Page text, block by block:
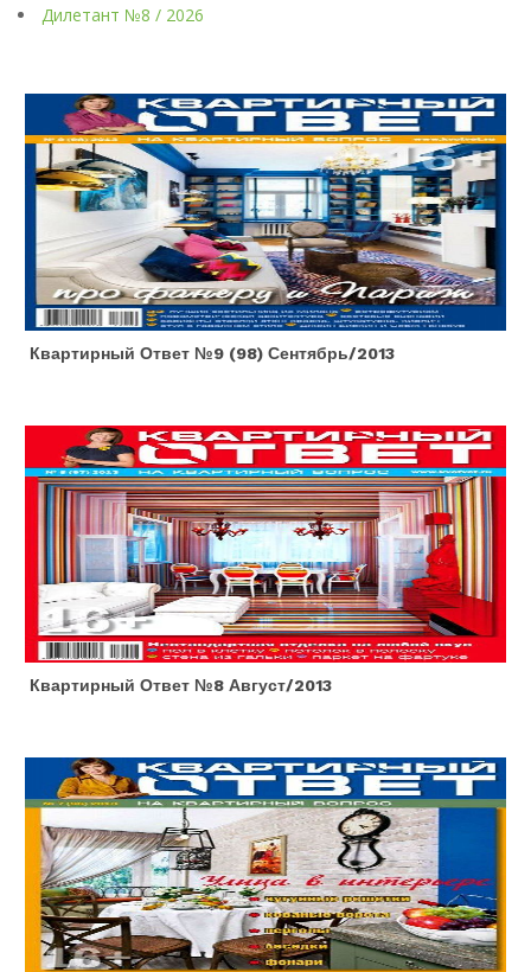
Дилетант №8 / 2026
Квартирный Ответ №9 (98) Сентябрь/2013
Квартирный Ответ №8 Август/2013